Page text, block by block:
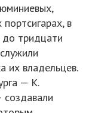
в
тридцати
их владельцев.
— К.